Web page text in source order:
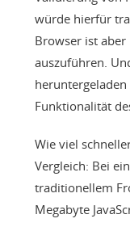
würde hierfür
Browser ist
auszuführen.
Funktionalität
Wie viel
Vergleich: Bei
traditionellem
Megabyte